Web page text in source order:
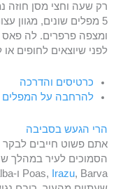
רק שעה וחצי מסן חוזה
5 מפלים שונים, מגוון
ומצפה פרפרים. לה פאס
לפני שיוצאים לחופים או
כרטיסים והדרכה
להרחבה על המפלים
הרי הגעש בסביבה
אתם פשוט חייבים
הסמוכים לעיר במהלך
Poas,
Irazu